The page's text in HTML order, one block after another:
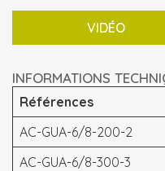
VIDÉO
INFORMATIONS
Références
AC-GUA-6/8-200-2
AC-GUA-6/8-300-3